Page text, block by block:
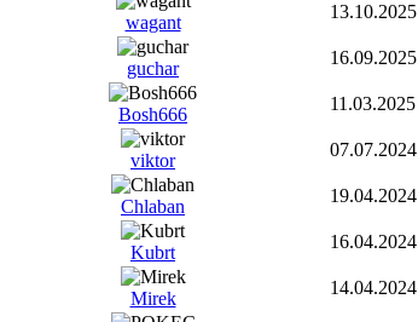
wagant
13.10.2025
guchar
16.09.2025
Bosh666
11.03.2025
viktor
07.07.2024
Chlaban
19.04.2024
Kubrt
16.04.2024
Mirek
14.04.2024